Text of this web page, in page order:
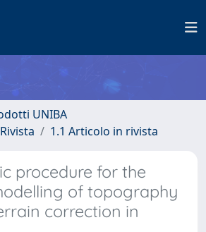
UNIBA
1.1 Articolo in rivista
procedure for the
of topography
correction in